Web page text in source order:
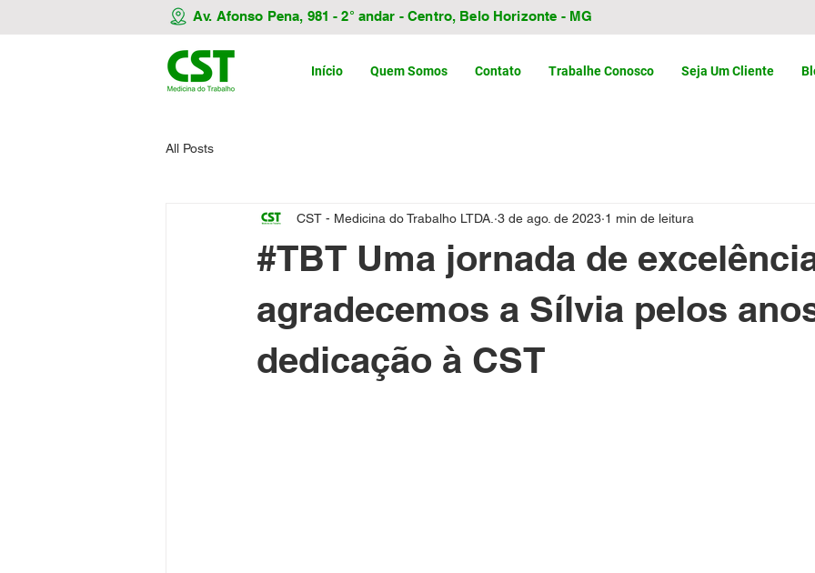
Av. Afonso Pena, 981 - 2° andar - Centro, Belo Horizonte - MG
Início Quem Somos Contato Trabalhe Conosco Seja Um Cliente
All Posts
#TBT Uma jornada de
agradecemos a Sílvia pelos
dedicação à CST
CST - Medicina do Trabalho LTDA. 3 de ago. de 2023 1 min de leitura